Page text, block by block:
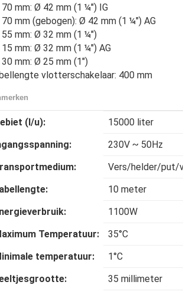
mm: Ø 42 mm (1 ¼") IG
mm (gebogen): Ø 42 mm (1 ¼") AG
55 mm: Ø 32 mm (1 ¼")
mm: Ø 32 mm (1 ¼") AG
mm: Ø 25 mm (1")
vlotterschakelaar: 400 mm
(l/u): 15000 liter
230V ~ 50Hz
Vers/helder/put/
10 meter
1100W
Temperatuur: 35°C
temperatuur: 1°C
35 millimeter